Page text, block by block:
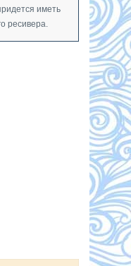
иметь
ресивера.